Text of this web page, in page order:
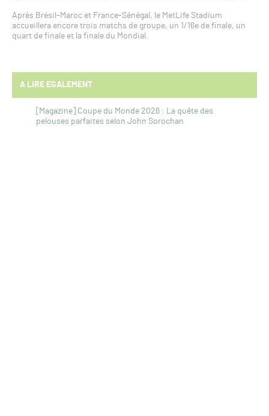
Après Brésil-Maroc et France-Sénégal, le MetLife Stadium
accueillera encore trois matchs de groupe, un 1/16e de finale, un
quart de finale et la finale du Mondial.
A LIRE EGALEMENT
[Magazine] Coupe du Monde 2026 : La quête des
pelouses parfaites selon John Sorochan